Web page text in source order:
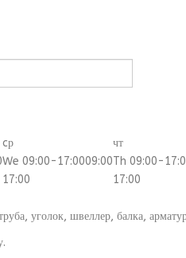
cр чт
We 09:00-17:0009:00
17:00
Th 09:00-
17:00
уголок, швеллер, балка,